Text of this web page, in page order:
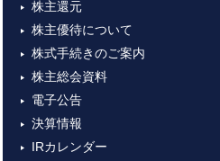
株主還元
株主優待について
株式手続きのご案内
株主総会資料
電子公告
決算情報
IRカレンダー